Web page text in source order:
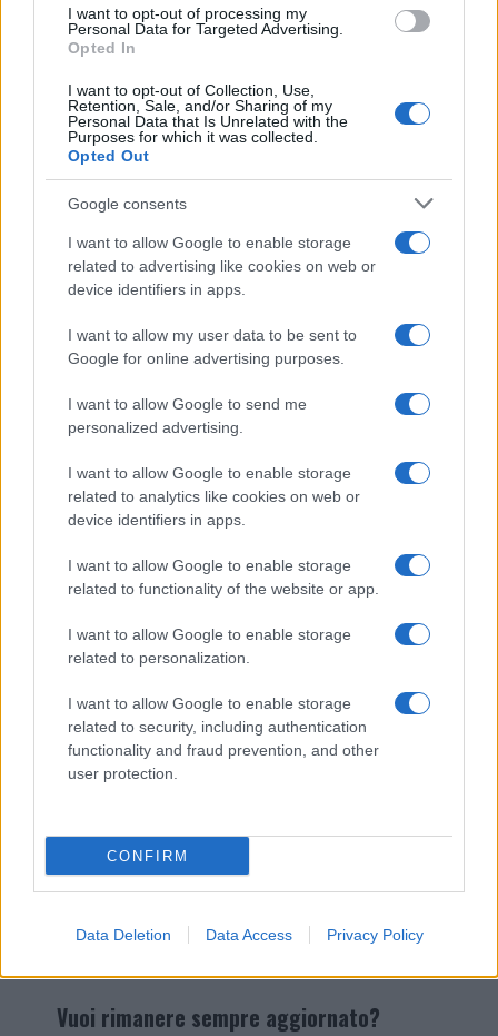
I want to opt-out of processing my
Personal Data for Targeted Advertising.
Opted In
I want to opt-out of Collection, Use,
Retention, Sale, and/or Sharing of my
Personal Data that Is Unrelated with the
Purposes for which it was collected.
Opted Out
Google consents
I want to allow Google to enable storage
related to advertising like cookies on web or
device identifiers in apps.
I want to allow my user data to be sent to
Google for online advertising purposes.
I want to allow Google to send me
personalized advertising.
I want to allow Google to enable storage
related to analytics like cookies on web or
device identifiers in apps.
I want to allow Google to enable storage
related to functionality of the website or app.
I want to allow Google to enable storage
related to personalization.
I want to allow Google to enable storage
related to security, including authentication
functionality and fraud prevention, and other
user protection.
CONFIRM
Data Deletion Data Access Privacy Policy
NECROLOGIE
Mario Malu
Paolo Pinna
Martina Agostina Diturco
I nostri cari
I nostri cari
Giovannimaria Cabras
Invia un Comunicato Stampa
Vuoi rimanere sempre aggiornato?